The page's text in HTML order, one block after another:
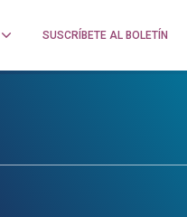
SUSCRÍBETE AL BOLETÍN